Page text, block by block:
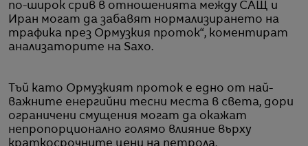
по-широк срив в отношенията между САЩ и
Иран могат да забавят нормализирането на
трафика през Ормузкия проток“, коментират
анализаторите на Saxo.
Тъй като Ормузкият проток е едно от най-
важните енергийни тесни места в света, дори
ограничени смущения могат да окажат
непропорционално голямо влияние върху